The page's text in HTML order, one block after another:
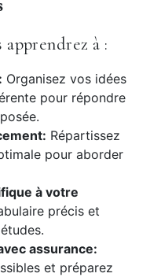
à :
Organisez vos idées
pour répondre
Répartissez
pour aborder
à votre
précis et
assurance:
et préparez